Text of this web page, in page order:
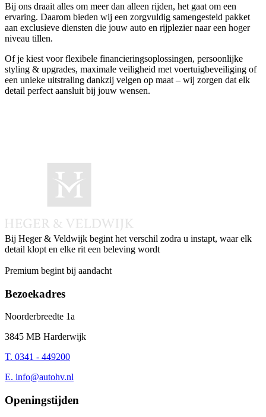
Bij ons draait alles om meer dan alleen rijden, het gaat om een
ervaring. Daarom bieden wij een zorgvuldig samengesteld pakket
aan exclusieve diensten die jouw auto en rijplezier naar een hoger
niveau tillen.
Of je kiest voor flexibele financieringsoplossingen, persoonlijke
styling & upgrades, maximale veiligheid met voertuigbeveiliging of
een unieke uitstraling dankzij velgen op maat – wij zorgen dat elk
detail perfect aansluit bij jouw wensen.
Bij Heger & Veldwijk begint het verschil zodra u instapt, waar elk
detail klopt en elke rit een beleving wordt
Premium begint bij aandacht
Bezoekadres
Noorderbreedte 1a
3845 MB Harderwijk
T. 0341 - 449200
E. info@autohv.nl
Openingstijden